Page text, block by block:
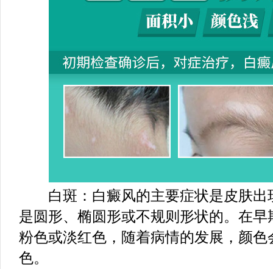
白斑：白癜风的主要症状是皮肤出
是圆形、椭圆形或不规则形状的。在
粉色或淡红色，随着病情的发展，颜
色。